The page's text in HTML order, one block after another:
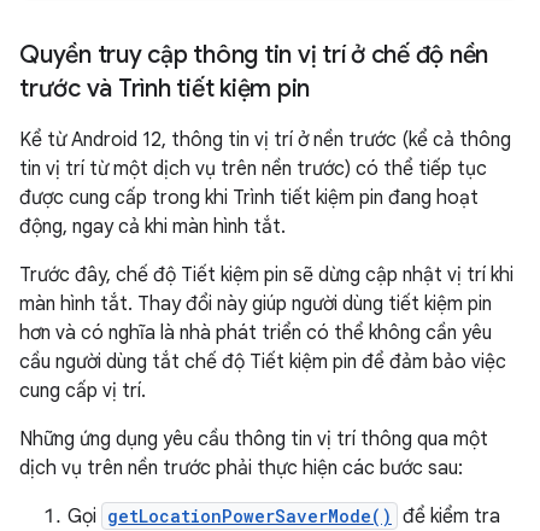
Quyền truy cập thông tin vị trí ở chế độ nền
trước và Trình tiết kiệm pin
Kể từ Android 12, thông tin vị trí ở nền trước (kể cả thông
tin vị trí từ một dịch vụ trên nền trước) có thể tiếp tục
được cung cấp trong khi Trình tiết kiệm pin đang hoạt
động, ngay cả khi màn hình tắt.
Trước đây, chế độ Tiết kiệm pin sẽ dừng cập nhật vị trí khi
màn hình tắt. Thay đổi này giúp người dùng tiết kiệm pin
hơn và có nghĩa là nhà phát triển có thể không cần yêu
cầu người dùng tắt chế độ Tiết kiệm pin để đảm bảo việc
cung cấp vị trí.
Những ứng dụng yêu cầu thông tin vị trí thông qua một
dịch vụ trên nền trước phải thực hiện các bước sau:
Gọi getLocationPowerSaverMode() để kiểm tra